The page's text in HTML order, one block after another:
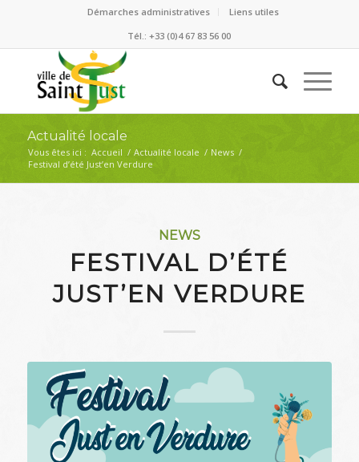
Démarches administratives
Liens utiles
Tél.: +33 (0)4 67 83 56 00
Actualité locale
Vous êtes ici : Accueil / Actualité locale / News /
Festival d’été Just’en Verdure
NEWS
FESTIVAL D’ÉTÉ
JUST’EN VERDURE